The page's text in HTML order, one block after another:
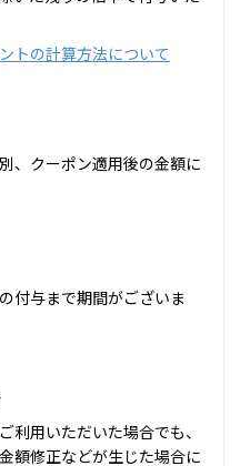
トの計算方法について
、クーポン適用後の金額に
付与まで期間がございま
用いただいた場合でも、
額修正などが生じた場合に